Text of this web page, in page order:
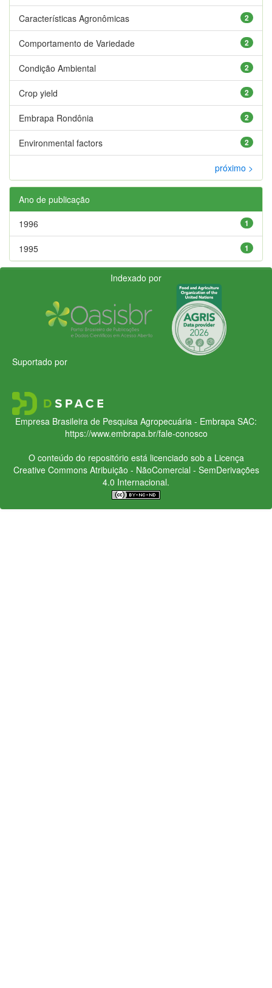
2
Características Agronômicas
2
Comportamento de Variedade
2
Condição Ambiental
2
Crop yield
2
Embrapa Rondônia
2
Environmental factors
próximo >
Ano de publicação
1
1996
1
1995
Indexado por
Suportado por
Empresa Brasileira de Pesquisa Agropecuária - Embrapa SAC:
https://www.embrapa.br/fale-conosco
O conteúdo do repositório está licenciado sob a Licença
Creative CommonsAtribuição - NãoComercial - SemDerivações
4.0 Internacional.